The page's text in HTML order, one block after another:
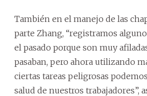
También en el manejo de las
parte Zhang, “registramos
el pasado porque son muy
pasaban, pero ahora utilizando
ciertas tareas peligrosas
salud de nuestros trabajadores”,